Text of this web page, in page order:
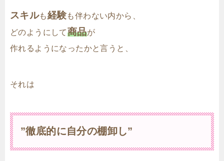
スキルも経験も伴わない内から、
どのようにして商品が
作れるようになったかと言うと、
それは
”徹底的に自分の棚卸し”